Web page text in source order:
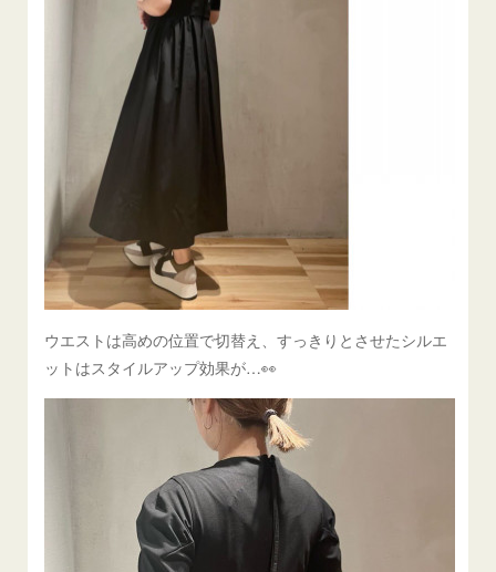
ウエストは高めの位置で切替え、すっきりとさせたシルエ
ットはスタイルアップ効果が…👀